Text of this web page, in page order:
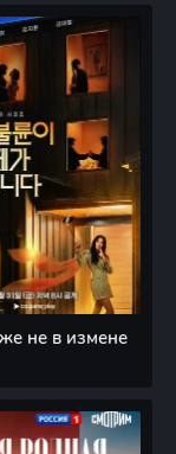
не в измене